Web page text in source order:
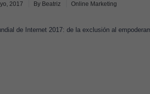
2017 By Beatriz Online Marketing
de Internet 2017: de la exclusión al